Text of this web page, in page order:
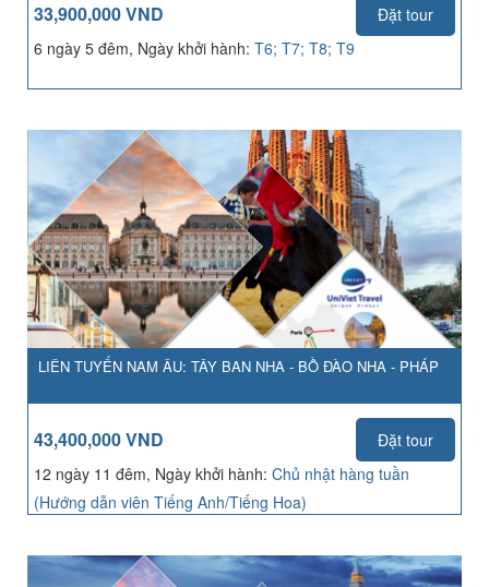
33,900,000 VND
Đặt tour
6 ngày 5 đêm, Ngày khởi hành: T6; T7; T8; T9
LIÊN TUYẾN NAM ÂU: TÂY BAN NHA - BỒ ĐÀO NHA - PHÁP
43,400,000 VND
Đặt tour
12 ngày 11 đêm, Ngày khởi hành: Chủ nhật hàng tuần
(Hướng dẫn viên Tiếng Anh/Tiếng Hoa)